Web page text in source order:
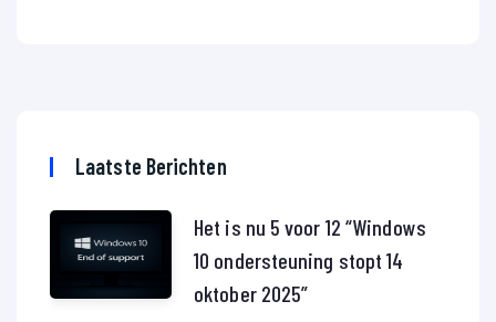
Laatste Berichten
Het is nu 5 voor 12 “Windows
10 ondersteuning stopt 14
oktober 2025”